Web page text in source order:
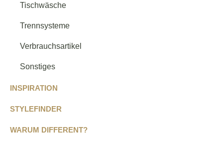
Tischwäsche
Trennsysteme
Verbrauchsartikel
Sonstiges
INSPIRATION
STYLEFINDER
WARUM DIFFERENT?